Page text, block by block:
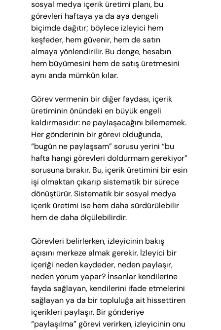
sosyal medya içerik üretimi planı, bu
görevleri haftaya ya da aya dengeli
biçimde dağıtır; böylece izleyici hem
keşfeder, hem güvenir, hem de satın
almaya yönlendirilir. Bu denge, hesabın
hem büyümesini hem de satış üretmesini
aynı anda mümkün kılar.
Görev vermenin bir diğer faydası, içerik
üretiminin önündeki en büyük engeli
kaldırmasıdır: ne paylaşacağını bilememek.
Her gönderinin bir görevi olduğunda,
“bugün ne paylaşsam” sorusu yerini “bu
hafta hangi görevleri doldurmam gerekiyor”
sorusuna bırakır. Bu, içerik üretimini bir esin
işi olmaktan çıkarıp sistematik bir sürece
dönüştürür. Sistematik bir sosyal medya
içerik üretimi ise hem daha sürdürülebilir
hem de daha ölçülebilirdir.
Görevleri belirlerken, izleyicinin bakış
açısını merkeze almak gerekir. İzleyici bir
içeriği neden kaydeder, neden paylaşır,
neden yorum yapar? İnsanlar kendilerine
fayda sağlayan, kendilerini ifade etmelerini
sağlayan ya da bir topluluğa ait hissettiren
içerikleri paylaşır. Bir gönderiye
“paylaşılma” görevi verirken, izleyicinin onu